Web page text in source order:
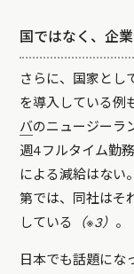
国ではなく、企
さらに、国家とし
を導入している例
バのニュージーラ
週4フルタイム勤
による減給はない
第では、同社はそ
している
（※3） 。
日本でも話題にな